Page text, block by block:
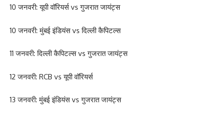
10 जनवरी: यूपी वॉरियर्स vs गुजरात जायंट्स
10 जनवरी: मुंबई इंडियंस vs दिल्ली कैपिटल्स
11 जनवरी: दिल्ली कैपिटल्स vs गुजरात जायंट्स
12 जनवरी: RCB vs यूपी वॉरियर्स
13 जनवरी: मुंबई इंडियंस vs गुजरात जायंट्स